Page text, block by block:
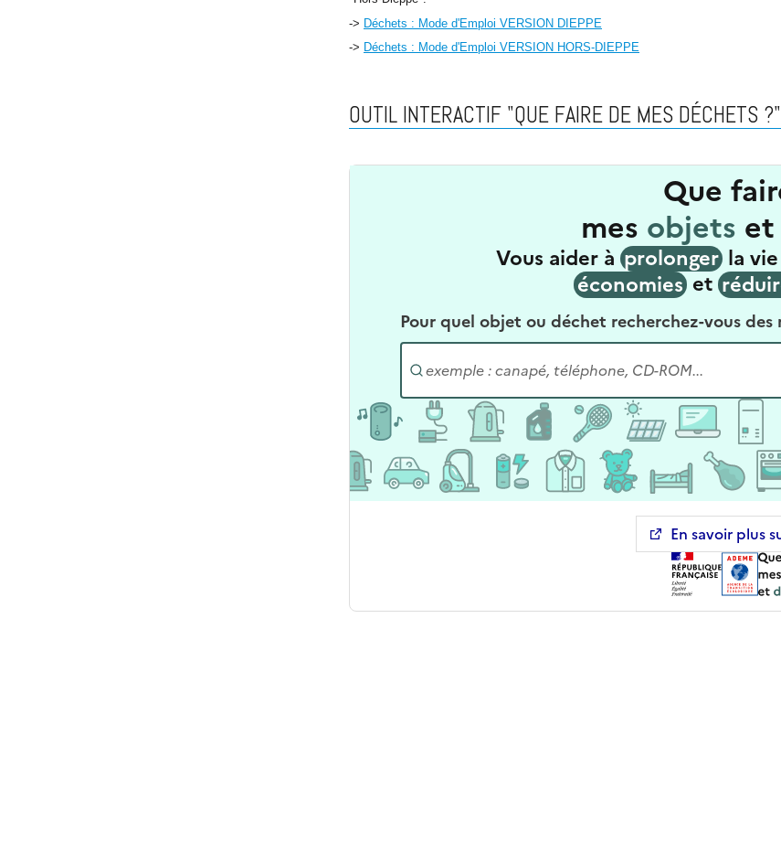
-> Déchets : Mode d'Emploi VERSION DIEPPE
-> Déchets : Mode d'Emploi VERSION HORS-DIEPPE
OUTIL INTERACTIF "QUE FAIRE DE MES DÉCHETS ?"